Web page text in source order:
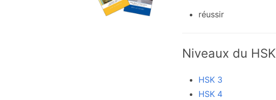
réussir
Niveaux du HSK
HSK 3
HSK 4